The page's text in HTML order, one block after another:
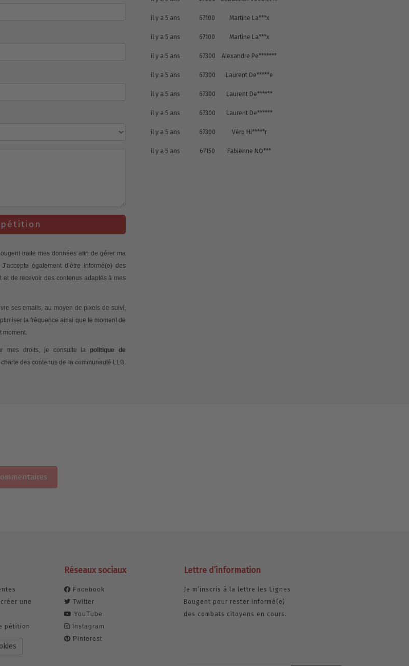
traite mes données afin de gérer ma
également d’être informé(e) des
de recevoir des contenus adaptés à mes
ses emails, au moyen de pixels de suivi,
la fréquence ainsi que le moment de
moment.
mes droits, je consulte la politique de
des contenus de la communauté LLB.
il y a 5 ans 67100 Martine La***x
il y a 5 ans 67100 Martine La***x
il y a 5 ans 67300 Alexandre Pe*******
il y a 5 ans 67300 Laurent De*****e
il y a 5 ans 67300 Laurent De******
il y a 5 ans 67300 Laurent De******
il y a 5 ans 67300 Véro Hi*****r
il y a 5 ans 67150 Fabienne NO***
une
pétition
Réseaux sociaux
Facebook
Twitter
YouTube
Instagram
Pinterest
Lettre d’information
Je m’inscris à la lettre les Lignes
Bougent pour rester informé(e)
des combats citoyens en cours.